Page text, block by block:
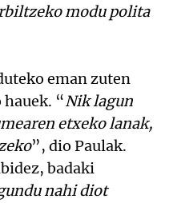
modu polita
eman zuten
“Nik lagun
etxeko lanak,
”, dio Paulak.
badaki
nahi diot